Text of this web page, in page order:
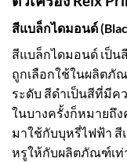
สีแบล็กไดมอนด์
สีแบล็กไดมอนด์ เป็
ถูกเลือกใช้ในผลิตภั
ระดับ สีดำเป็นสีที่มีค
ในบางครั้งก็หมายถึง
มาใช้กับบุหรี่ไฟฟ้า สี
หรูให้กับผลิตภัณฑ์เท่